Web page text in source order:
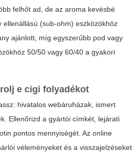
felhőt ad, de az aroma kevésbé
ellenállású (sub-ohm) eszközökhöz
ajánlott, míg egyszerűbb pod vagy
50/50 vagy 60/40 a gyakori
e cigi folyadékot
hivatalos webáruházak, ismert
Ellenőrizd a gyártói címkét, lejárati
pontos mennyiségét. Az online
véleményeket és a visszajelzéseket